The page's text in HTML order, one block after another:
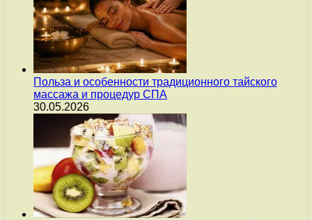
Польза и особенности традиционного тайского
массажа и процедур СПА
30.05.2026